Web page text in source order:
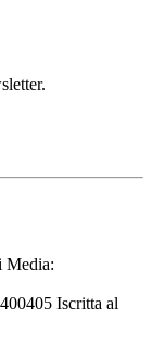
Media:
Iscritta al